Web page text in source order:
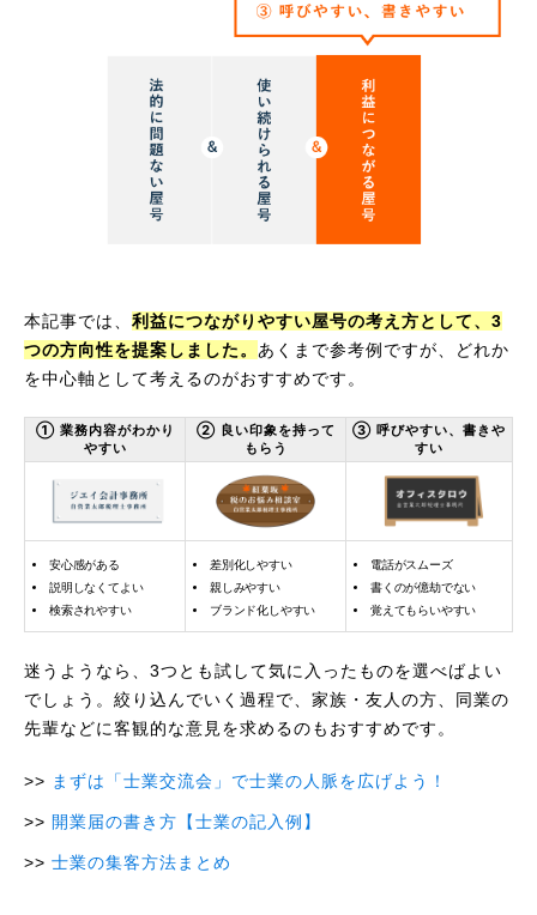
本記事では、 利益につながりやすい屋号の考え方として、3
つの方向性を提案しました。 あくまで参考例ですが、どれか
を中心軸として考えるのがおすすめです。
① 業務内容がわかり
やすい
② 良い印象を持って
もらう
③ 呼びやすい、書きや
すい
安心感がある
説明しなくてよい
検索されやすい
差別化しやすい
親しみやすい
ブランド化しやすい
電話がスムーズ
書くのが億劫でない
覚えてもらいやすい
迷うようなら、3つとも試して気に入ったものを選べばよい
でしょう。絞り込んでいく過程で、家族・友人の方、同業の
先輩などに客観的な意見を求めるのもおすすめです。
まずは「士業交流会」で士業の人脈を広げよう！
開業届の書き方【士業の記入例】
士業の集客方法まとめ